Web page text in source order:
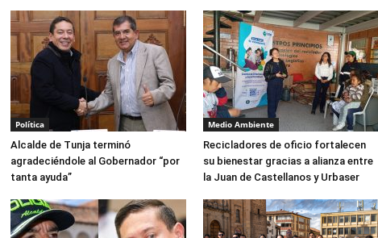
Política
Alcalde de Tunja terminó
agradeciéndole al Gobernador “por
tanta ayuda”
Medio Ambiente
Recicladores de oficio fortalecen
su bienestar gracias a alianza entre
la Juan de Castellanos y Urbaser